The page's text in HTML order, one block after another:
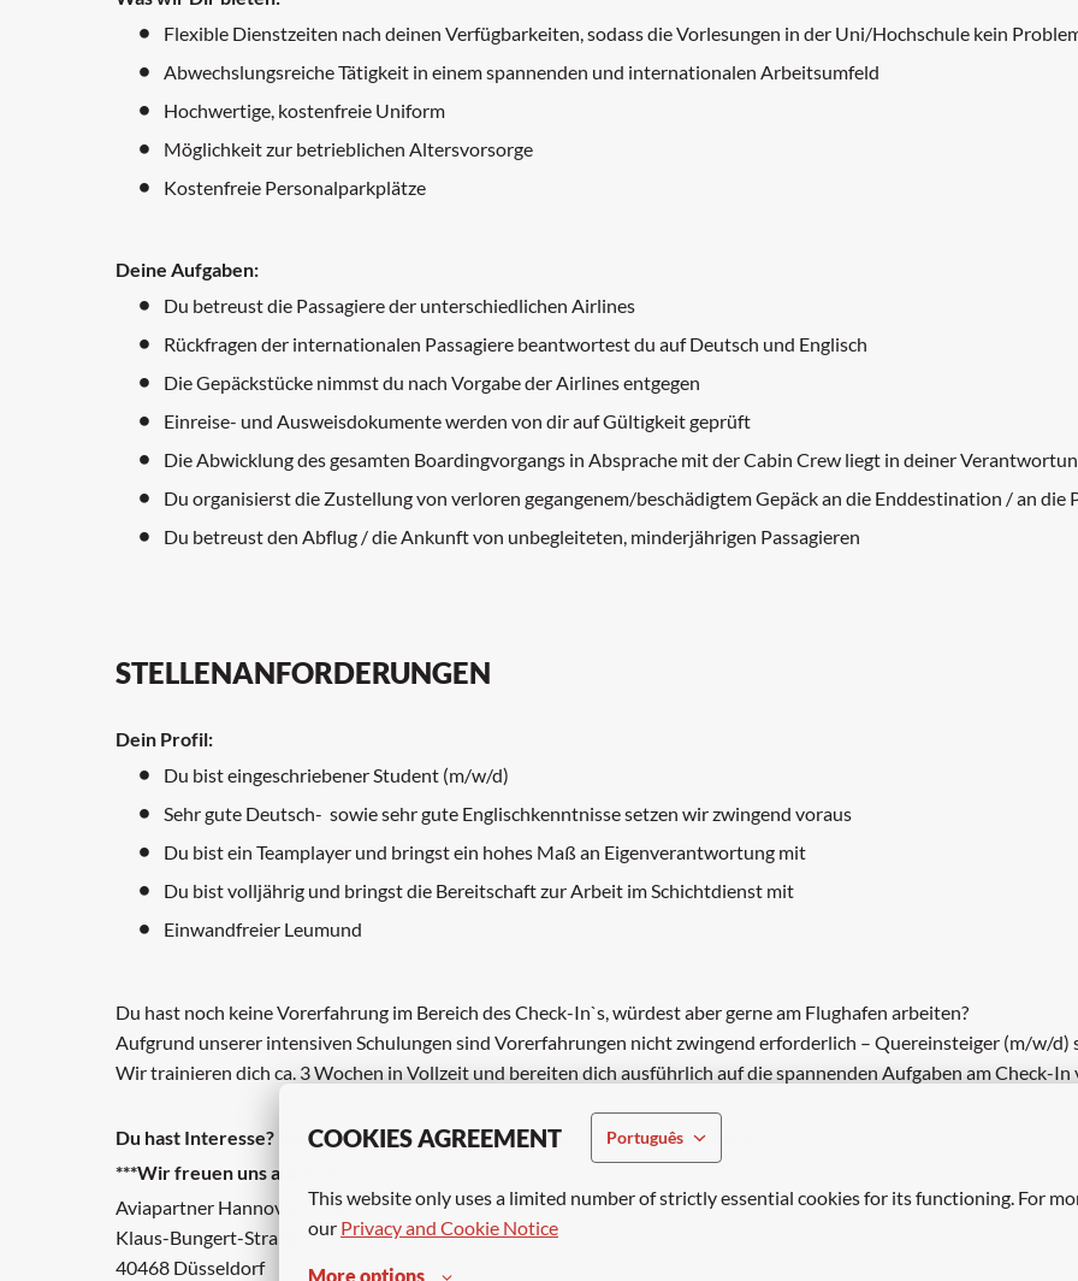
COOKIES AGREEMENT Português
This website only uses a limited number of strictly essential cookies for its functioning. For
our Privacy and Cookie Notice
More options
Flexible Dienstzeiten nach deinen Verfügbarkeiten, sodass die Vorlesungen in der Uni/Hochschule kein
Abwechslungsreiche Tätigkeit in einem spannenden und internationalen Arbeitsumfeld
Hochwertige, kostenfreie Uniform
Möglichkeit zur betrieblichen Altersvorsorge
Kostenfreie Personalparkplätze
Deine Aufgaben:
Du betreust die Passagiere der unterschiedlichen Airlines
Rückfragen der internationalen Passagiere beantwortest du auf Deutsch und Englisch
Die Gepäckstücke nimmst du nach Vorgabe der Airlines entgegen
Einreise- und Ausweisdokumente werden von dir auf Gültigkeit geprüft
Die Abwicklung des gesamten Boardingvorgangs in Absprache mit der Cabin Crew liegt in deiner
Du organisierst die Zustellung von verloren gegangenem/beschädigtem Gepäck an die Enddestination / an die
Du betreust den Abflug / die Ankunft von unbegleiteten, minderjährigen Passagieren
STELLENANFORDERUNGEN
Dein Profil:
Du bist eingeschriebener Student (m/w/d)
Sehr gute Deutsch- sowie sehr gute Englischkenntnisse setzen wir zwingend voraus
Du bist ein Teamplayer und bringst ein hohes Maß an Eigenverantwortung mit
Du bist volljährig und bringst die Bereitschaft zur Arbeit im Schichtdienst mit
Einwandfreier Leumund
Du hast noch keine Vorerfahrung im Bereich des Check-In`s, würdest aber gerne am Flughafen arbeiten?
Aufgrund unserer intensiven Schulungen sind Vorerfahrungen nicht zwingend erforderlich – Quereinsteiger (m/w/d)
Wir trainieren dich ca. 3 Wochen in Vollzeit und bereiten dich ausführlich auf die spannenden Aufgaben am Check-In
Du hast Interesse? Klicke auf "Bewerben" und lade deinen Lebenslauf hoch!
***Wir freuen uns auf dich***
Aviapartner Hannover GmbH
Klaus-Bungert-Straße 5b
40468 Düsseldorf